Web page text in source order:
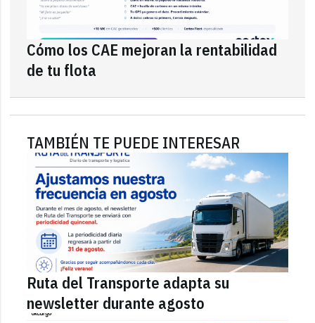
Cómo los CAE mejoran la rentabilidad
de tu flota
TAMBIÉN TE PUEDE INTERESAR
Ruta del Transporte adapta su
newsletter durante agosto